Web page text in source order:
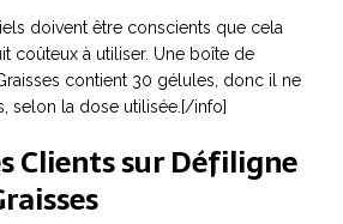
doivent être conscients que cela
coûteux à utiliser. Une boîte de
contient 30 gélules, donc il ne
selon la dose utilisée.[/info]
Clients sur Défiligne